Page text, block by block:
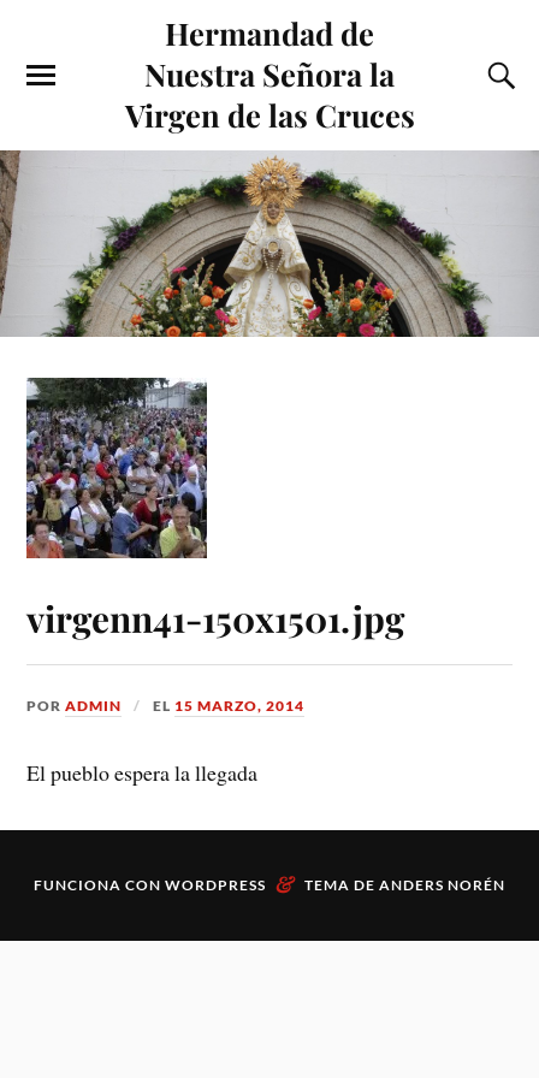
Hermandad de
Nuestra Señora la
Virgen de las Cruces
virgenn41-150x1501.jpg
PORADMIN EL 15 MARZO, 2014
El pueblo espera la llegada
FUNCIONA CON WORDPRESS & TEMA DE ANDERS NORÉN